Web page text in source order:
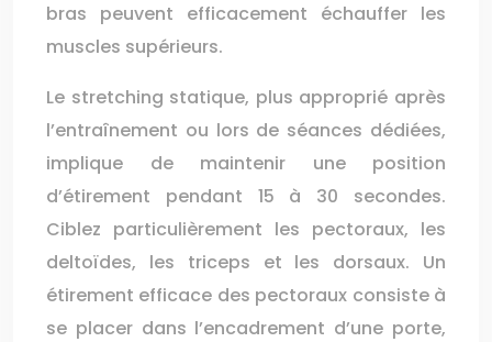
bras peuvent efficacement échauffer les
muscles supérieurs.
Le stretching statique, plus approprié après
l’entraînement ou lors de séances dédiées,
implique de maintenir une position
d’étirement pendant 15 à 30 secondes.
Ciblez particulièrement les pectoraux, les
deltoïdes, les triceps et les dorsaux. Un
étirement efficace des pectoraux consiste à
se placer dans l’encadrement d’une porte,